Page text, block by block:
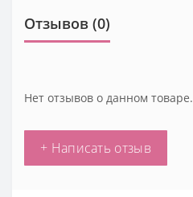
Отзывов (0)
Нет отзывов о данном товаре.
+ Написать отзыв